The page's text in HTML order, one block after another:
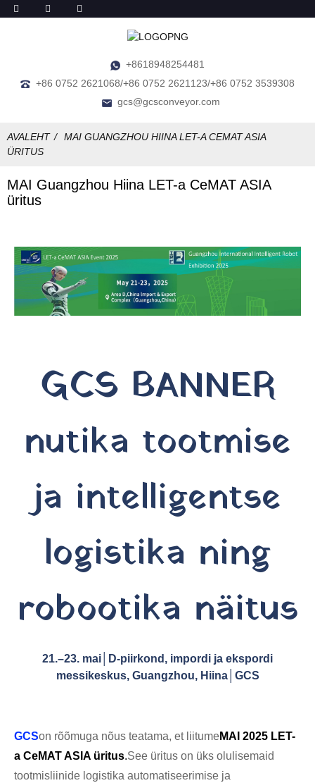
+8618948254481
+86 0752 2621068/+86 0752 2621123/+86 0752 3539308
gcs@gcsconveyor.com
AVALEHT
MAI GUANGZHOU HIINA LET-A CEMAT ASIA
ÜRITUS
MAI Guangzhou Hiina LET-a CeMAT ASIA
üritus
GCS BANNER
nutika tootmise
ja intelligentse
logistika ning
robootika näitus
21.–23. mai│D-piirkond, impordi ja ekspordi
messikeskus, Guangzhou, Hiina│GCS
GCSon rõõmuga nõus teatama, et liitumeMAI 2025 LET-
a CeMAT ASIA üritus.See üritus on üks olulisemaid
tootmisliinide logistika automatiseerimise ja